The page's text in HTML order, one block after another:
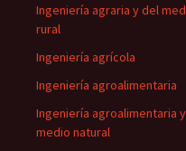
Ingeniería agraria y del
rural
Ingeniería agrícola
Ingeniería agroalimentaria
Ingeniería agroalimentaria y
medio natural